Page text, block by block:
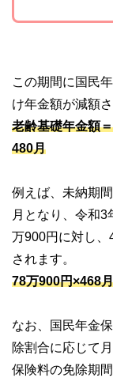
この期間に国民
け年金額が減額さ
老齢基礎年金額
480月
例えば、未納期
月となり、令和
万900円に対し
されます。
78万900円×468
なお、国民年金
除割合に応じて
保険料の免除期